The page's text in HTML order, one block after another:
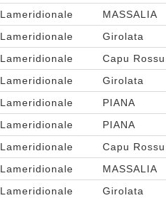
Lameridionale
MASSALIA
Lameridionale
Girolata
Lameridionale
Capu Rossu
Lameridionale
Girolata
Lameridionale
PIANA
Lameridionale
PIANA
Lameridionale
Capu Rossu
Lameridionale
MASSALIA
Lameridionale
Girolata